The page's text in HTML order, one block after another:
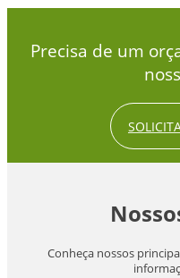
Precisa de um
Conheça nossos